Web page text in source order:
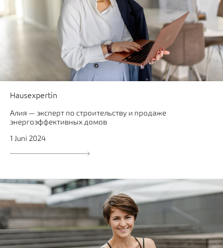
Hausexpertin
Алия — эксперт по строительству и продаже
энергоэффективных домов
1 Juni 2024